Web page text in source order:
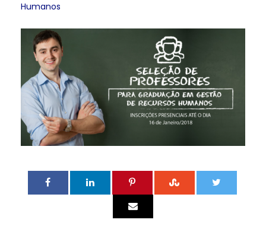
Humanos